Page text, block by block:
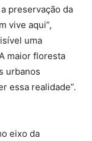
preservação da
vive aqui”,
uma
maior floresta
urbanos
essa realidade”.
eixo da